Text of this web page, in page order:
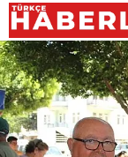
oldu.